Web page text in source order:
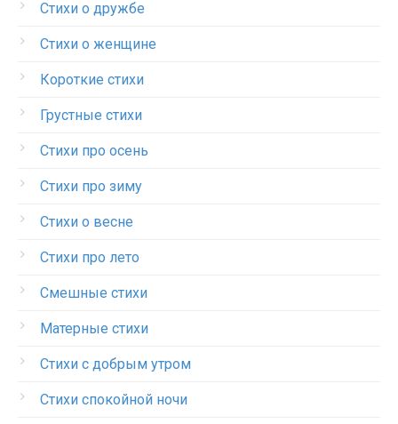
Стихи о дружбе
Стихи о женщине
Короткие стихи
Грустные стихи
Стихи про осень
Стихи про зиму
Стихи о весне
Стихи про лето
Смешные стихи
Матерные стихи
Стихи с добрым утром
Стихи спокойной ночи